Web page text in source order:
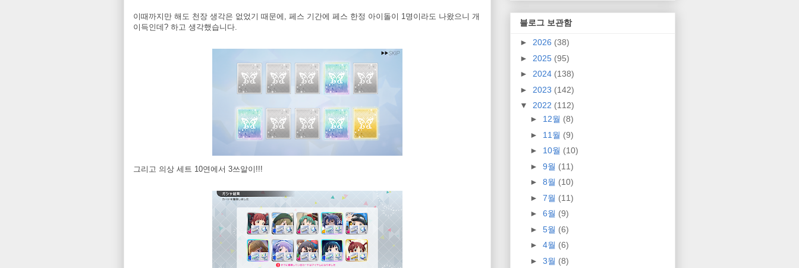
이때까지만 해도 천장 생각은 없었기 때문에, 페스 기간에 페스 한정 아이돌이 1명이라도 나왔으니 개
이득인데? 하고 생각했습니다.
그리고 의상 세트 10연에서 3쓰알이!!!
블로그 보관함
► 2026 (38)
► 2025 (95)
► 2024 (138)
► 2023 (142)
▼ 2022 (112)
► 12월 (8)
► 11월 (9)
► 10월 (10)
► 9월 (11)
► 8월 (10)
► 7월 (11)
► 6월 (9)
► 5월 (6)
► 4월 (6)
► 3월 (8)